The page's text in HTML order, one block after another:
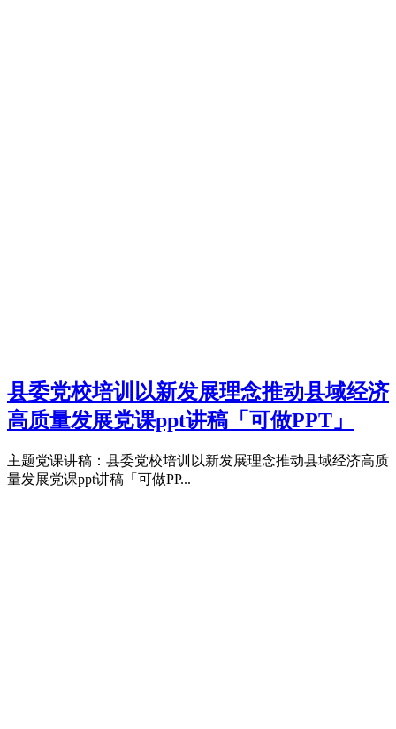
县委党校培训以新发展理念推动县域经济
高质量发展党课ppt讲稿「可做PPT」
主题党课讲稿：县委党校培训以新发展理念推动县域经济高质
量发展党课ppt讲稿「可做PP...